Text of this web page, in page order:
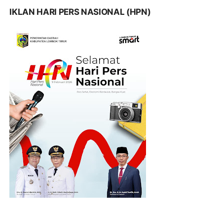
IKLAN HARI PERS NASIONAL (HPN)